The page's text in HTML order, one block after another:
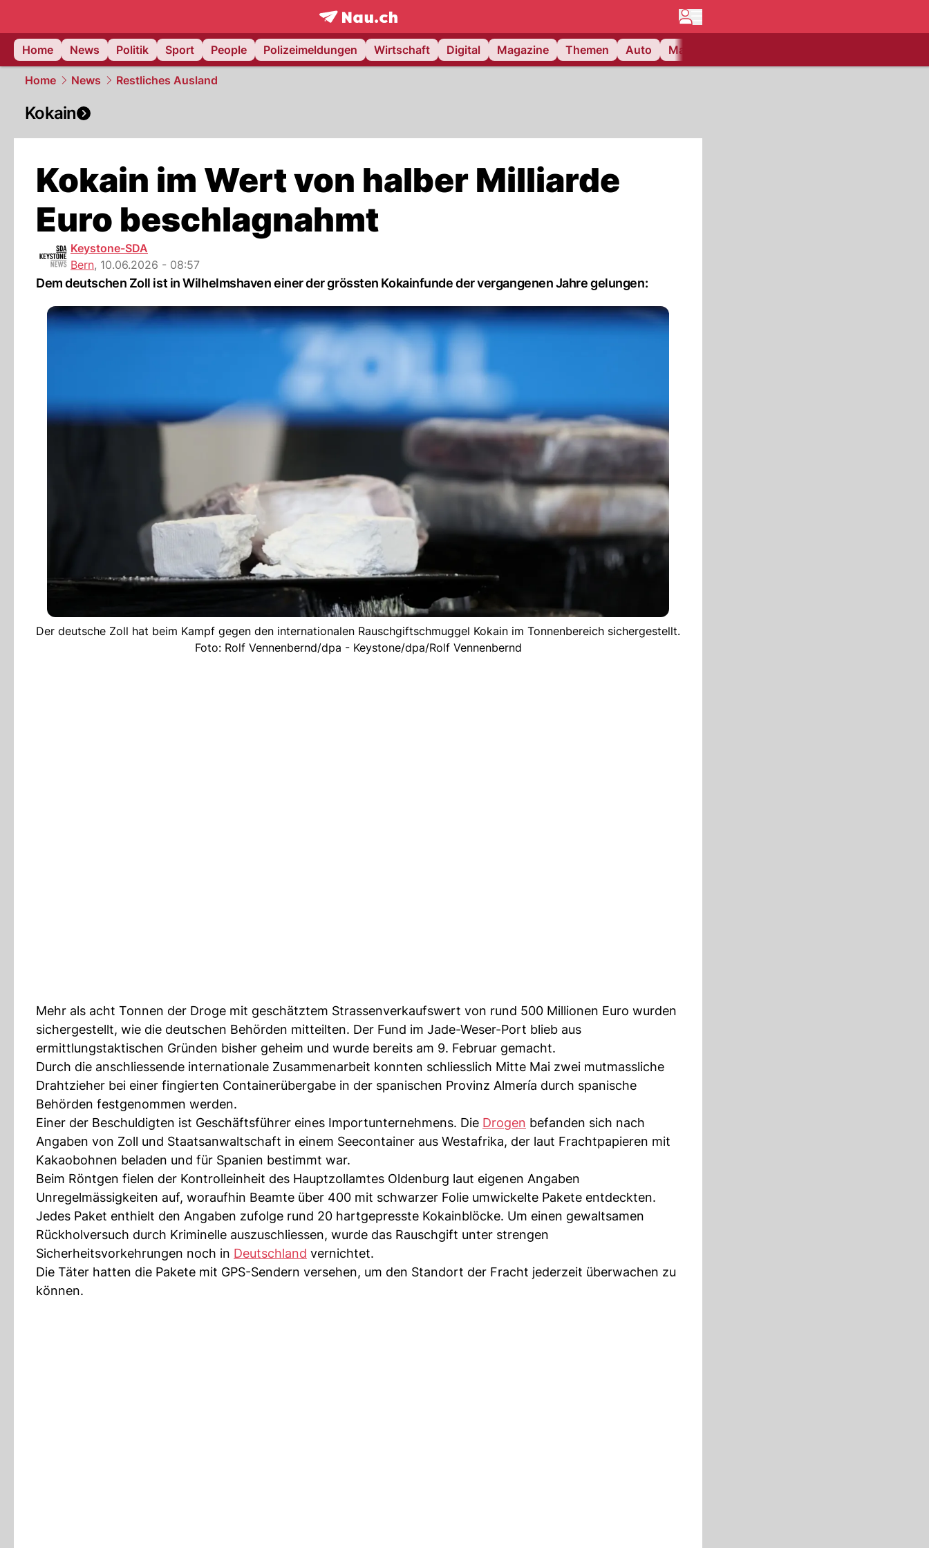
frontpage.NAU.ch
Home
News Politik Sport People Polizeimeldungen Wirtschaft Digital Magazine Themen Auto Matchcenter
Home News Restliches Ausland
Kokain
Kokain im Wert von halber Milliarde
Euro beschlagnahmt
Keystone-SDA
Bern, 10.06.2026 - 08:57
Dem deutschen Zoll ist in Wilhelmshaven einer der grössten Kokainfunde der vergangenen Jahre gelungen:
Der deutsche Zoll hat beim Kampf gegen den internationalen Rauschgiftschmuggel Kokain im Tonnenbereich sichergestellt.
Foto: Rolf Vennenbernd/dpa - Keystone/dpa/Rolf Vennenbernd
Mehr als acht Tonnen der Droge mit geschätztem Strassenverkaufswert von rund 500 Millionen Euro wurden
sichergestellt, wie die deutschen Behörden mitteilten. Der Fund im Jade-Weser-Port blieb aus
ermittlungstaktischen Gründen bisher geheim und wurde bereits am 9. Februar gemacht.
Durch die anschliessende internationale Zusammenarbeit konnten schliesslich Mitte Mai zwei mutmassliche
Drahtzieher bei einer fingierten Containerübergabe in der spanischen Provinz Almería durch spanische
Behörden festgenommen werden.
Einer der Beschuldigten ist Geschäftsführer eines Importunternehmens. Die Drogen befanden sich nach
Angaben von Zoll und Staatsanwaltschaft in einem Seecontainer aus Westafrika, der laut Frachtpapieren mit
Kakaobohnen beladen und für Spanien bestimmt war.
Beim Röntgen fielen der Kontrolleinheit des Hauptzollamtes Oldenburg laut eigenen Angaben
Unregelmässigkeiten auf, woraufhin Beamte über 400 mit schwarzer Folie umwickelte Pakete entdeckten.
Jedes Paket enthielt den Angaben zufolge rund 20 hartgepresste Kokainblöcke. Um einen gewaltsamen
Rückholversuch durch Kriminelle auszuschliessen, wurde das Rauschgift unter strengen
Sicherheitsvorkehrungen noch in Deutschland vernichtet.
Die Täter hatten die Pakete mit GPS-Sendern versehen, um den Standort der Fracht jederzeit überwachen zu
können.